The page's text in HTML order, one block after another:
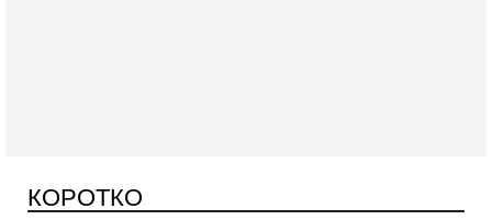
КОРОТКО
поворот: еврейский кандидат — на реальном месте в
списке одной из арабских партий. Причем речь идет